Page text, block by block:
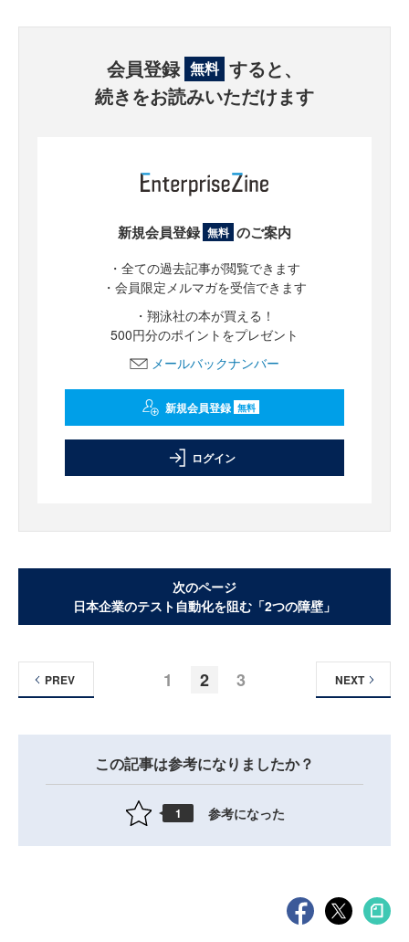
会員登録 無料 すると、
続きをお読みいただけます
新規会員登録 無料 のご案内
・全ての過去記事が閲覧できます
・会員限定メルマガを受信できます
・翔泳社の本が買える！
500円分のポイントをプレゼント
メールバックナンバー
新規会員登録 無料
ログイン
次のページ
日本企業のテスト自動化を阻む「2つの障壁」
1 2 3
PREV NEXT
この記事は参考になりましたか？
1 参考になった